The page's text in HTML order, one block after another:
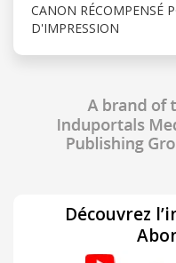
CANON RÉCOMPENSÉ
D'IMPRESSION
Découvrez